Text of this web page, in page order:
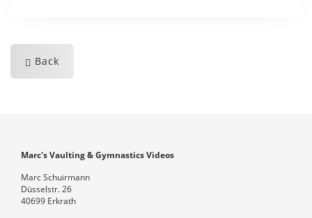
Back
Marc's Vaulting & Gymnastics Videos
Marc Schuirmann
Düsselstr. 26
40699 Erkrath